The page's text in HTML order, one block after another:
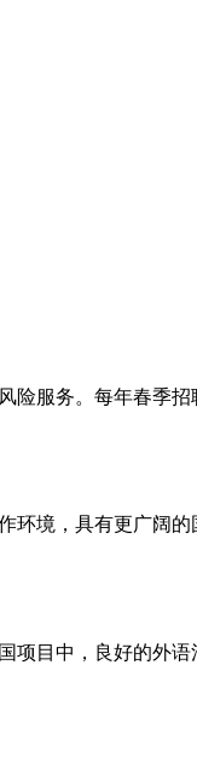
服务。每年春季
境，具有更广阔
目中，良好的外